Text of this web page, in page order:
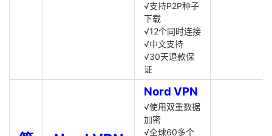
√支持P2P种子
下载
√12个同时连接
√中文支持
√30天退款保
证
Nord VPN
√使用双重数据
加密
√全球60多个